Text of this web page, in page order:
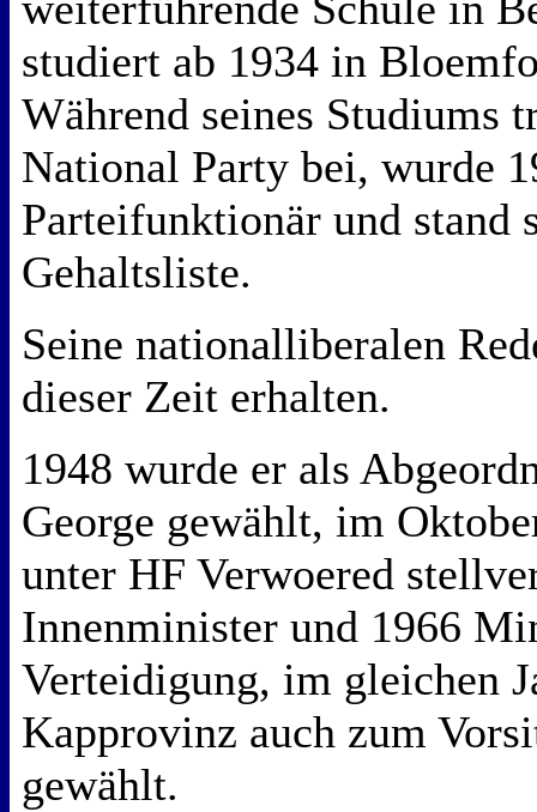
studiert ab 1934 in
Während seines Studiums
National Party bei, wurde
Parteifunktionär und stand
Gehaltsliste.
Seine nationalliberalen
dieser Zeit erhalten.
1948 wurde er als
George gewählt, im
unter HF Verwoered
Innenminister und 1966
Verteidigung, im gleichen
Kapprovinz auch zum
gewählt.